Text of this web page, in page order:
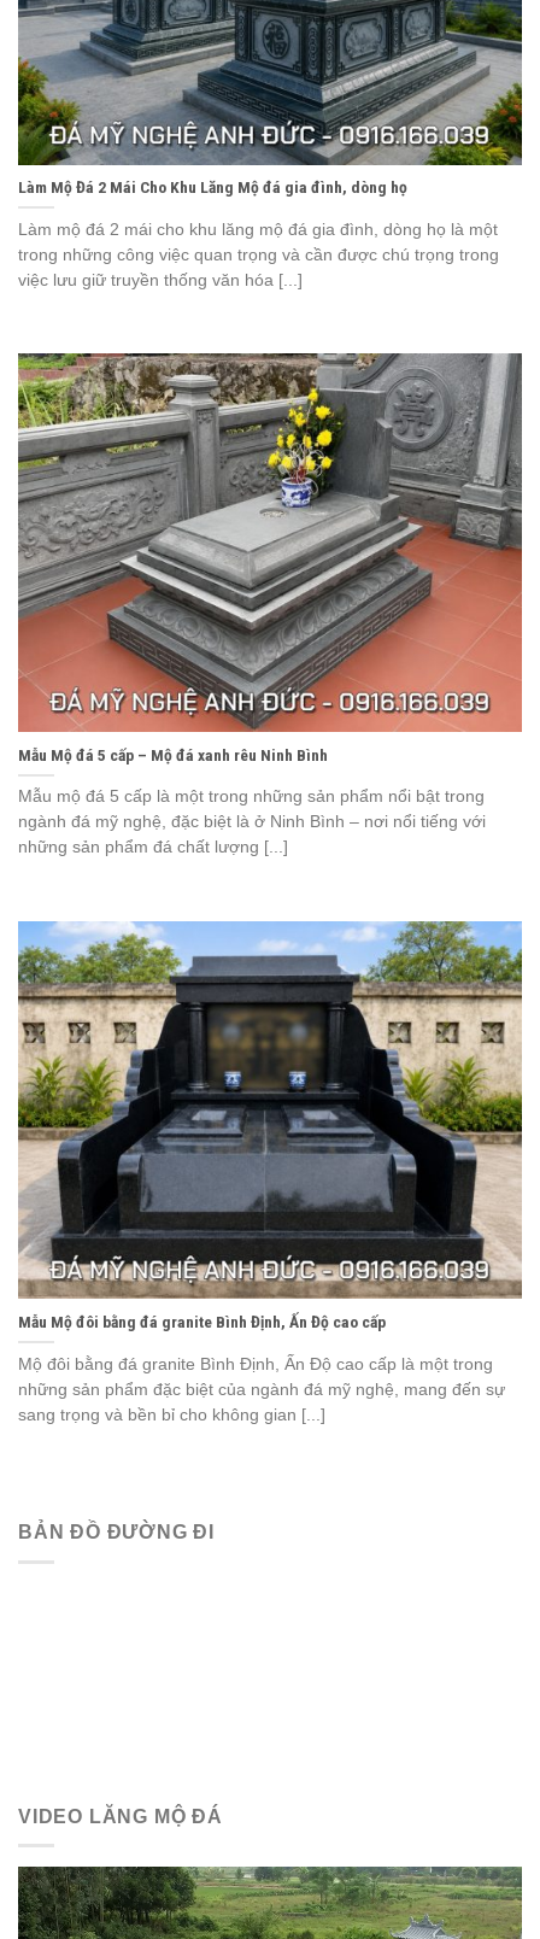
Làm Mộ Đá 2 Mái Cho Khu Lăng Mộ đá gia đình, dòng họ
Làm mộ đá 2 mái cho khu lăng mộ đá gia đình, dòng họ là một
trong những công việc quan trọng và cần được chú trọng trong
việc lưu giữ truyền thống văn hóa [...]
Mẫu Mộ đá 5 cấp – Mộ đá xanh rêu Ninh Bình
Mẫu mộ đá 5 cấp là một trong những sản phẩm nổi bật trong
ngành đá mỹ nghệ, đặc biệt là ở Ninh Bình – nơi nổi tiếng với
những sản phẩm đá chất lượng [...]
Mẫu Mộ đôi bằng đá granite Bình Định, Ấn Độ cao cấp
Mộ đôi bằng đá granite Bình Định, Ấn Độ cao cấp là một trong
những sản phẩm đặc biệt của ngành đá mỹ nghệ, mang đến sự
sang trọng và bền bỉ cho không gian [...]
BẢN ĐỒ ĐƯỜNG ĐI
VIDEO LĂNG MỘ ĐÁ